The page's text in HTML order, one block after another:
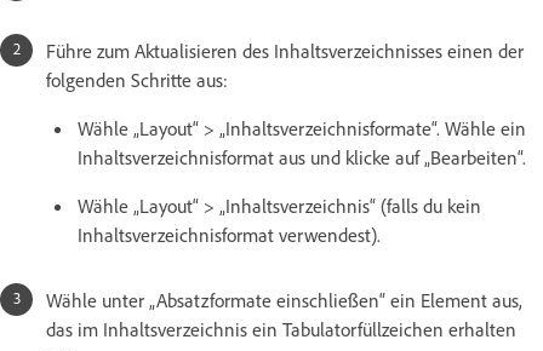
Führe zum Aktualisieren des Inhaltsverzeichnisses einen der
folgenden Schritte aus:
Wähle „Layout“ > „Inhaltsverzeichnisformate“. Wähle ein
Inhaltsverzeichnisformat aus und klicke auf „Bearbeiten“.
Wähle „Layout“ > „Inhaltsverzeichnis“ (falls du kein
Inhaltsverzeichnisformat verwendest).
Wähle unter „Absatzformate einschließen“ ein Element aus,
das im Inhaltsverzeichnis ein Tabulatorfüllzeichen erhalten